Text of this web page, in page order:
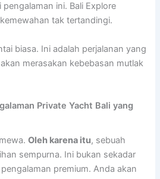
pengalaman ini. Bali Explore
tak tertandingi.
biasa. Ini adalah perjalanan yang
merasakan kebebasan mutlak
Private Yacht Bali yang
Oleh karena itu, sebuah
sempurna. Ini bukan sekadar
premium. Anda akan